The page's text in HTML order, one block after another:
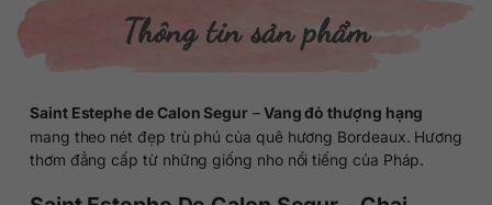
Thông tin sản phẩm
Saint Estephe de Calon Segur–Vang đỏ thượng hạng
mang theo nét đẹp trù phú của quê hương Bordeaux. Hương
thơm đẳng cấp từ những giống nho nổi tiếng của Pháp.